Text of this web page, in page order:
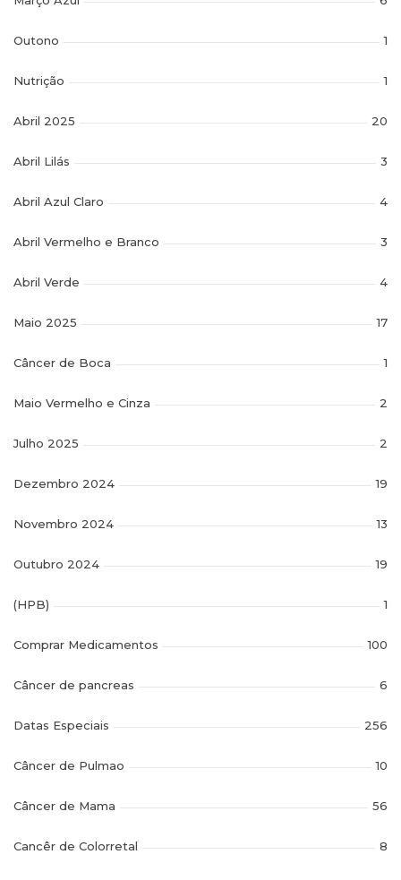
Outono 1
Nutrição 1
Abril 2025 20
Abril Lilás 3
Abril Azul Claro 4
Abril Vermelho e Branco 3
Abril Verde 4
Maio 2025 17
Câncer de Boca 1
Maio Vermelho e Cinza 2
Julho 2025 2
Dezembro 2024 19
Novembro 2024 13
Outubro 2024 19
(HPB) 1
Comprar Medicamentos 100
Câncer de pancreas 6
Datas Especiais 256
Câncer de Pulmao 10
Câncer de Mama 56
Cancêr de Colorretal 8